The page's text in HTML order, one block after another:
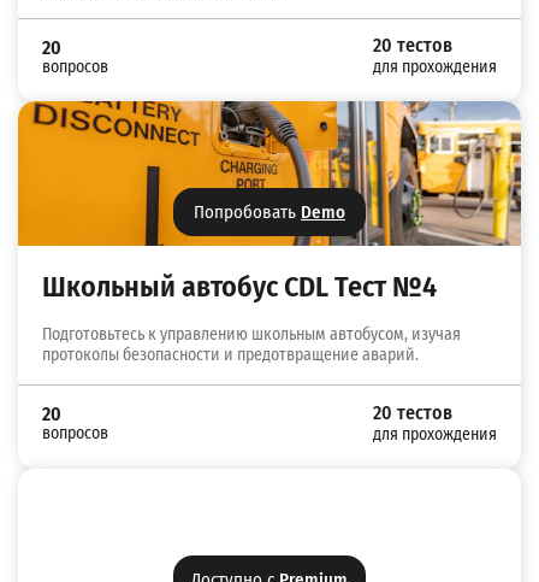
20
вопросов
20 тестов
для прохождения
Попробовать Demo
Школьный автобус CDL Тест №4
Подготовьтесь к управлению школьным автобусом, изучая
протоколы безопасности и предотвращение аварий.
20
вопросов
20 тестов
для прохождения